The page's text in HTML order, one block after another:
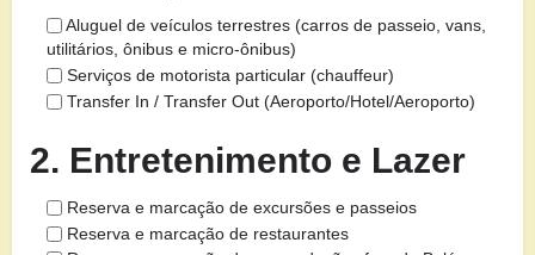
Aluguel de veículos terrestres (carros de passeio, vans,
utilitários, ônibus e micro-ônibus)
Serviços de motorista particular (chauffeur)
Transfer In / Transfer Out (Aeroporto/Hotel/Aeroporto)
2. Entretenimento e Lazer
Reserva e marcação de excursões e passeios
Reserva e marcação de restaurantes